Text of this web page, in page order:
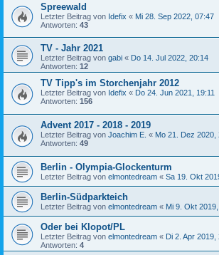
Spreewald
Letzter Beitrag von Idefix « Mi 28. Sep 2022, 07:47
Antworten: 43
TV - Jahr 2021
Letzter Beitrag von gabi « Do 14. Jul 2022, 20:14
Antworten: 12
TV Tipp's im Storchenjahr 2012
Letzter Beitrag von Idefix « Do 24. Jun 2021, 19:11
Antworten: 156
Advent 2017 - 2018 - 2019
Letzter Beitrag von Joachim E. « Mo 21. Dez 2020,
Antworten: 49
Berlin - Olympia-Glockenturm
Letzter Beitrag von elmontedream « Sa 19. Okt
Berlin-Südparkteich
Letzter Beitrag von elmontedream « Mi 9. Okt
Oder bei Klopot/PL
Letzter Beitrag von elmontedream « Di 2. Apr 2019,
Antworten: 4